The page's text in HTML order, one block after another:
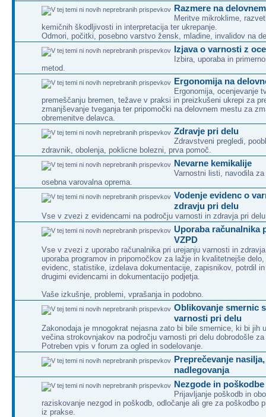
Razmere na
Meritve mikroklime,
kemičnih škodljivosti in interpretacija ter ukrepanje.
Odmori, počitki, posebno varstvo žensk, mladine, invalidov na
Izjava o varnosti z
Izbira, uporaba in
metod.
Ergonomija na
Ergonomija, ocenjevanje
premeščanju bremen, težave v praksi in preizkušeni ukrepi za
zmanjševanje tveganja ter pripomočki na delovnem mestu za
obremenitve delavca.
Zdravje pri delu
Zdravstveni pregledi,
zdravnik, obolenja, poklicne bolezni, prva pomoč.
Nevarne kemikalije
Varnostni listi, navodila za
osebna varovalna oprema.
Vodenje evidenc o
zdravju pri delu
Vse v zvezi z evidencami na področju varnosti in zdravja pri delu
Uporaba računalnika
VZPD
Vse v zvezi z uporabo računalnika pri urejanju varnosti in
uporaba programov in pripomočkov za lažje in kvalitetnejše delo,
evidenc, statistike, izdelava dokumentacije, zapisnikov, potrdil
drugimi evidencami in dokumentacijo podjetja.
Vaše izkušnje, problemi, vprašanja in podobno.
Oblikovanje smernic
varnosti pri delu
Zakonodaja je mnogokrat nejasna zato bi bile smernice, ki bi jih
večina strokovnjakov na področju varnosti pri delu dobrodošle
Potreben vpis v forum za ogled in sodelovanje.
Preprečevanje
nadlegovanja
Nezgode in
Prijavljanje poškodb in
raziskovanje nezgod in poškodb, odločanje ali gre za poškodbo
iz prakse.